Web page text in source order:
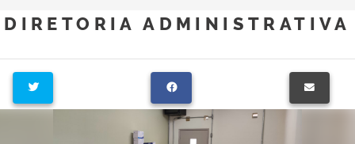
DIRETORIA ADMINISTRATIVA